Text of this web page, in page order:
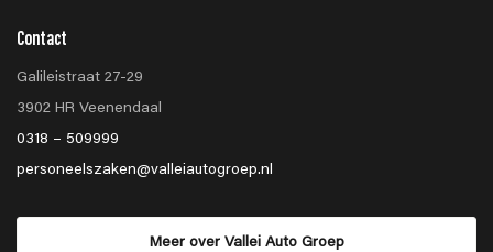
Contact
Galileistraat 27-29
3902 HR Veenendaal
0318 – 509999
personeelszaken@valleiautogroep.nl
Meer over Vallei Auto Groep